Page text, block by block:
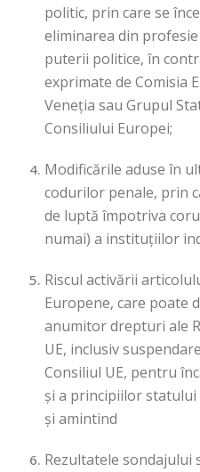
politic, prin care se
eliminarea din
puterii politice, în
exprimate de Comisia
Veneția sau Grupul
Consiliului Europei;
Modificările aduse în
codurilor penale, prin
de luptă împotriva
numai) a instituțiilor
Riscul activării
Europene, care poate
anumitor drepturi ale
UE, inclusiv
Consiliul UE, pentru
și a principiilor statului
și amintind
Rezultatele sondajului